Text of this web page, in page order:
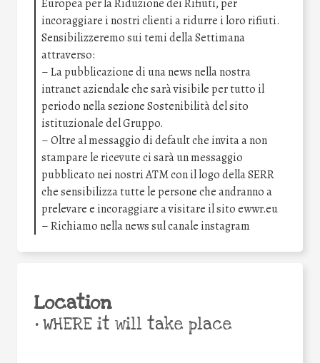
Europea per la Riduzione dei Rifiuti, per
incoraggiare i nostri clienti a ridurre i loro rifiuti.
Sensibilizzeremo sui temi della Settimana
attraverso:
– La pubblicazione di una news nella nostra
intranet aziendale che sarà visibile per tutto il
periodo nella sezione Sostenibilità del sito
istituzionale del Gruppo.
– Oltre al messaggio di default che invita a non
stampare le ricevute ci sarà un messaggio
pubblicato nei nostri ATM con il logo della SERR
che sensibilizza tutte le persone che andranno a
prelevare e incoraggiare a visitare il sito ewwr.eu
– Richiamo nella news sul canale instagram
Location
•WHERE it will take place